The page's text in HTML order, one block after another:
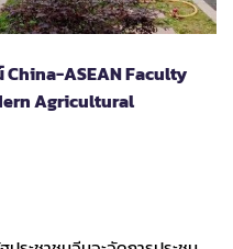
China-ASEAN Faculty
Agricultural